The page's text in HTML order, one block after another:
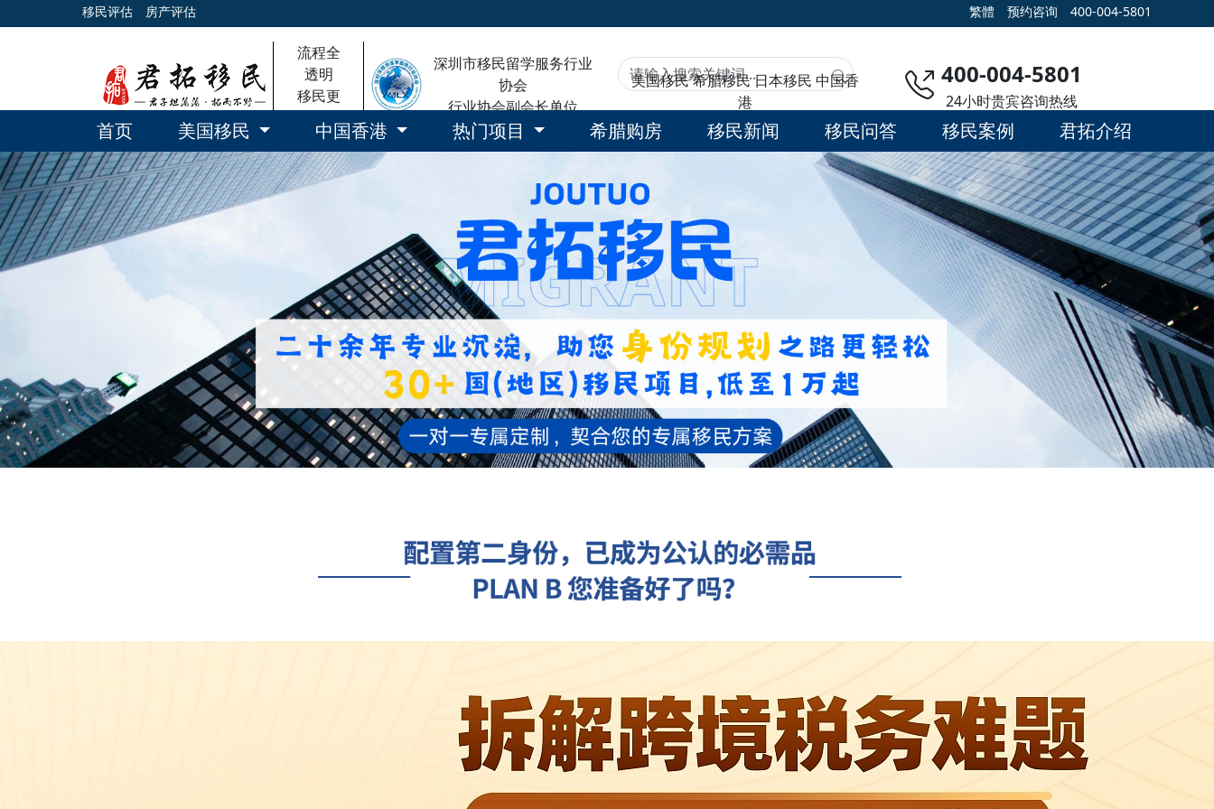
移民评估 房产评估 繁體 预约咨询 400-004-5801
流程全
透明
移民更
放心
深圳市移民留学服务行业
协会
行业协会副会长单位
美国移民希腊移民日本移民 中国香
港
400-004-5801
24小时贵宾咨询热线
首页 美国移民 中国香港 热门项目 希腊购房 移民新闻 移民问答 移民案例 君拓介绍